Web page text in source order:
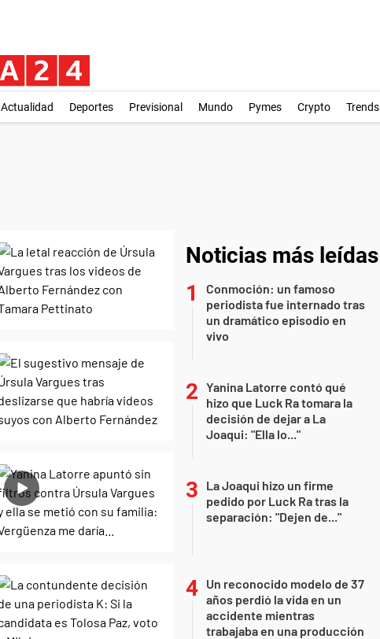
Actualidad Deportes Previsional Mundo Pymes Crypto Trends
Noticias más leídas
Conmoción: un famoso
periodista fue internado tras
un dramático episodio en
vivo
Yanina Latorre contó qué
hizo que Luck Ra tomara la
decisión de dejar a La
Joaqui: "Ella lo..."
La Joaqui hizo un firme
pedido por Luck Ra tras la
separación: "Dejen de..."
Un reconocido modelo de 37
años perdió la vida en un
accidente mientras
trabajaba en una producción